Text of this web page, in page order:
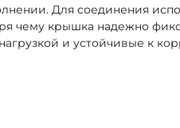
Для соединения
чему крышка надежно
и устойчивые к